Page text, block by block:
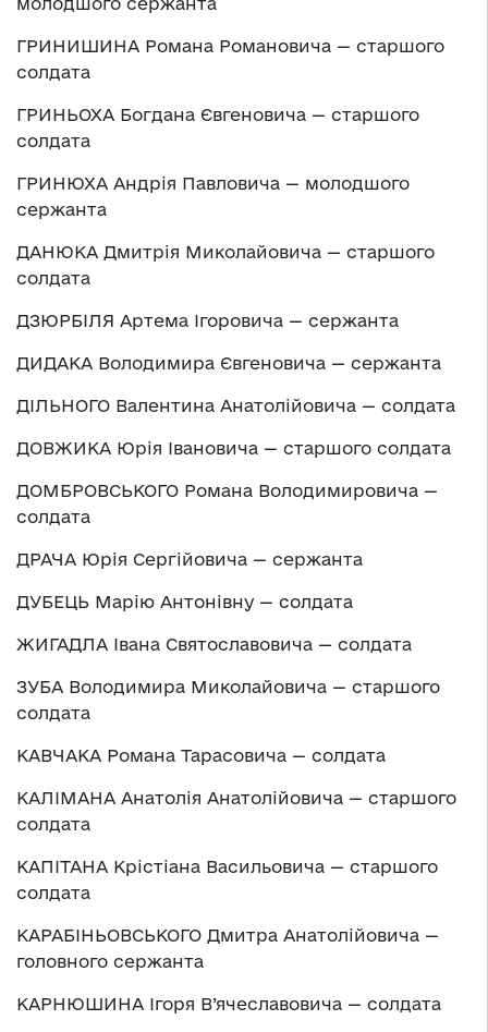
ГРИНИШИНА Романа Романовича — старшого
солдата
ГРИНЬОХА Богдана Євгеновича — старшого
солдата
ГРИНЮХА Андрія Павловича — молодшого
сержанта
ДАНЮКА Дмитрія Миколайовича — старшого
солдата
ДЗЮРБІЛЯ Артема Ігоровича — сержанта
ДИДАКА Володимира Євгеновича — сержанта
ДІЛЬНОГО Валентина Анатолійовича — солдата
ДОВЖИКА Юрія Івановича — старшого солдата
ДОМБРОВСЬКОГО Романа Володимировича —
солдата
ДРАЧА Юрія Сергійовича — сержанта
ДУБЕЦЬ Марію Антонівну — солдата
ЖИГАДЛА Івана Святославовича — солдата
ЗУБА Володимира Миколайовича — старшого
солдата
КАВЧАКА Романа Тарасовича — солдата
КАЛІМАНА Анатолія Анатолійовича — старшого
солдата
КАПІТАНА Крістіана Васильовича — старшого
солдата
КАРАБІНЬОВСЬКОГО Дмитра Анатолійовича —
головного сержанта
КАРНЮШИНА Ігоря В’ячеславовича — солдата